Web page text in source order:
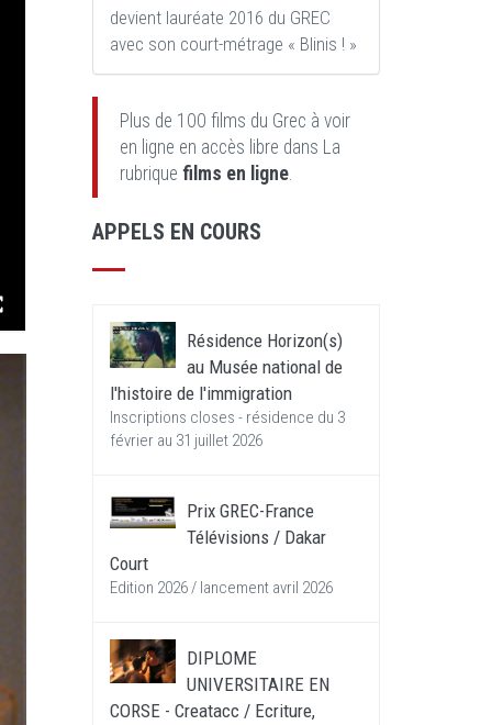
devient lauréate 2016 du GREC
avec son court-métrage « Blinis ! »
Plus de 100 films du Grec à voir
en ligne en accès libre dans La
rubrique films en ligne.
APPELS EN COURS
Résidence Horizon(s)
au Musée national de
l'histoire de l'immigration
Inscriptions closes - résidence du 3
février au 31 juillet 2026
Prix GREC-France
Télévisions / Dakar
Court
Edition 2026 / lancement avril 2026
DIPLOME
UNIVERSITAIRE EN
CORSE - Creatacc / Ecriture,